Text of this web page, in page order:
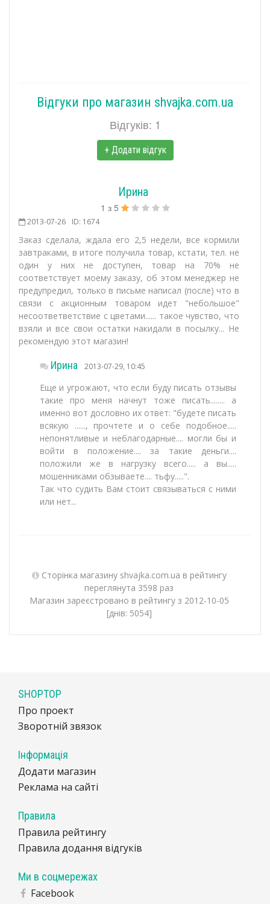
Відгуки про магазин shvajka.com.ua
Відгуків: 1
+ Додати відгук
Ирина
1 з 5
2013-07-26 ID: 1674
Заказ сделала, ждала его 2,5 недели, все кормили
завтраками, в итоге получила товар, кстати, тел. не
один у них не доступен, товар на 70% не
соответствует моему заказу, об этом менеджер не
предупредил, только в письме написал (после) что в
связи с акционным товаром идет "небольшое"
несоответветствие с цветами...... такое чувство, что
взяли и все свои остатки накидали в посылку... Не
рекомендую этот магазин!
Ирина 2013-07-29, 10:45
Еще и угрожают, что если буду писать отзывы
такие про меня начнут тоже писать........ а
именно вот дословно их ответ: "будете писать
всякую ......, прочтете и о себе подобное.....
непонятливые и неблагодарные.... могли бы и
войти в положение.... за такие деньги....
положили же в нагрузку всего..... а вы.....
мошенниками обзываете.... тьфу.....".
Так что судить Вам стоит связываться с ними
или нет...
Сторінка магазину shvajka.com.ua в рейтингу
переглянута 3598 раз
Магазин зареєстровано в рейтингу з 2012-10-05
[днів: 5054]
SHOPTOP
Про проект
Зворотній звязок
Інформація
Додати магазин
Реклама на сайті
Правила
Правила рейтингу
Правила додання відгуків
Ми в соцмережах
Facebook